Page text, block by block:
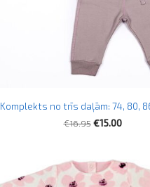
Komplekts no trīs daļām: 74, 80,
€16.95 €15.00